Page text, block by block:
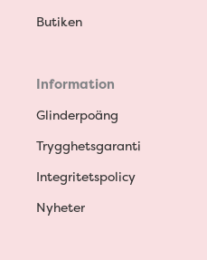
Butiken
Information
Glinderpoäng
Trygghetsgaranti
Integritetspolicy
Nyheter